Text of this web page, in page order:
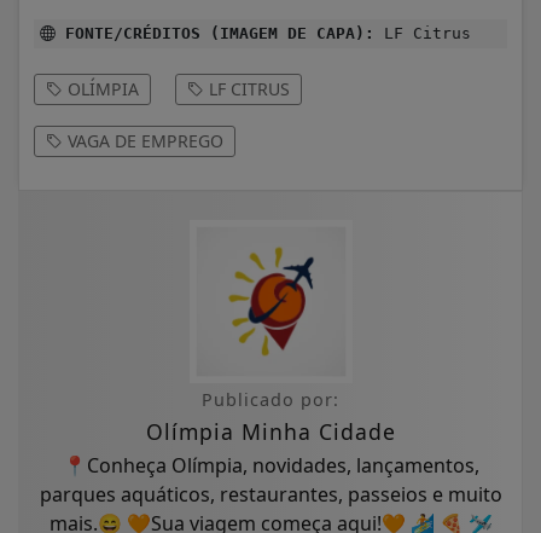
FONTE/CRÉDITOS (IMAGEM DE CAPA): LF Citrus
OLÍMPIA LF CITRUS
VAGA DE EMPREGO
Publicado por:
Olímpia Minha Cidade
📍Conheça Olímpia, novidades, lançamentos,
parques aquáticos, restaurantes, passeios e muito
mais.😄 🧡Sua viagem começa aqui!🧡 🏄 🍕 🛩